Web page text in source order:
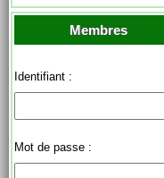
Membres
Identifiant :
Mot de passe :